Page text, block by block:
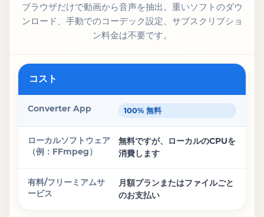
ブラウザだけで動画から音声を抽出。重いソフトのダウ
ンロード、手動でのコーデック設定、サブスクリプショ
ン料金は不要です。
機能
ローカルソフトウェア（例：FFmpeg）
コスト
100% 無料
無料ですが、ローカルのCPUを
消費します
月額プランまたはファイルごと
のお支払い